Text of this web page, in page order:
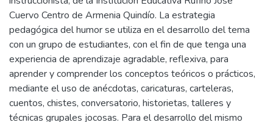
Cuervo Centro de Armenia Quindío. La estrategia
pedagógica del humor se utiliza en el desarrollo del tema
con un grupo de estudiantes, con el fin de que tenga una
experiencia de aprendizaje agradable, reflexiva, para
aprender y comprender los conceptos teóricos o prácticos,
mediante el uso de anécdotas, caricaturas, carteleras,
cuentos, chistes, conversatorio, historietas, talleres y
técnicas grupales jocosas. Para el desarrollo del mismo